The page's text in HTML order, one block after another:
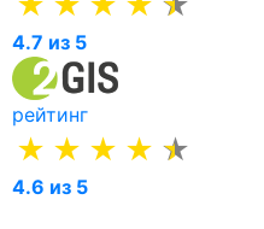
4.7 из 5
рейтинг
4.6 из 5